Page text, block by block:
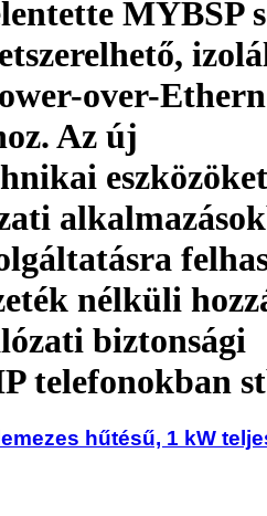
MYBSP
over-
Az új
nélküli
biztonsági
telefonokban
hűtésű, 1 kW